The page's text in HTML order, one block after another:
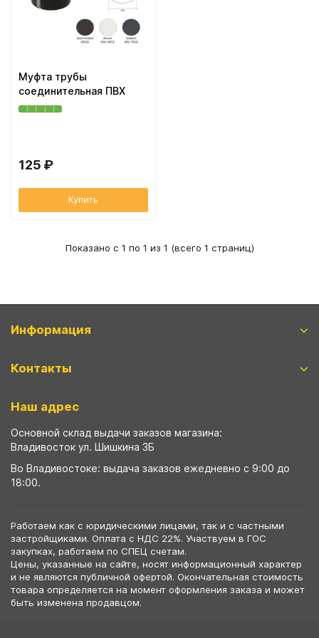
Вентиляционный выход
Муфта трубы
Трубы водосточные
Хомут трубы
ХВОЙНАЯ фанера НЕ ШЛИФОВАННАЯ
Муфта трубы
соединительная ПВХ
125 ₽
Купить
Показано с 1 по 1 из 1 (всего 1 страниц)
Информация
Контакты
Наш адрес
Основной склад выдачи заказов магазина:
Владивосток ул. Шишкина 3Б
Во Владивостоке: выдача заказов ежедневно с 9:00 до
18:00.
Работаем как с юридическими лицами, так и с частными
застройщиками. Оплата с НДС 22%. Участвуем в ГОС
закупках, работаем по СПЕЦ счетам.
Цены, указанные на сайте, носят информационный характер
и не являются публичной офертой. Окончательная стоимость
товара определяется на момент оформления заказа и может
быть изменена продавцом.